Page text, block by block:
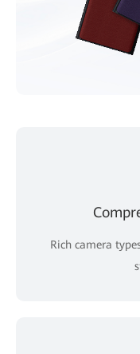
Rich camera